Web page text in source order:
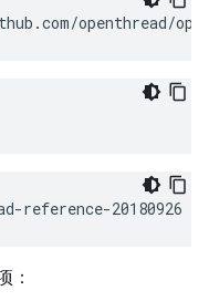
openthread/
reference-20180926
：